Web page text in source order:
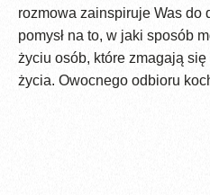
rozmowa zainspiruje Was do
pomysł na to, w jaki sposób
życiu osób, które zmagają
życia. Owocnego odbioru